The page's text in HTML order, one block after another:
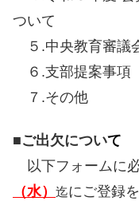
ついて
５.中央教育審議
６.支部提案事項
７.その他
■ご出欠について
以下フォームに
（水） 迄にご登録